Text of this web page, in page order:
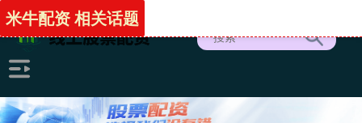
米牛配资 相关话题